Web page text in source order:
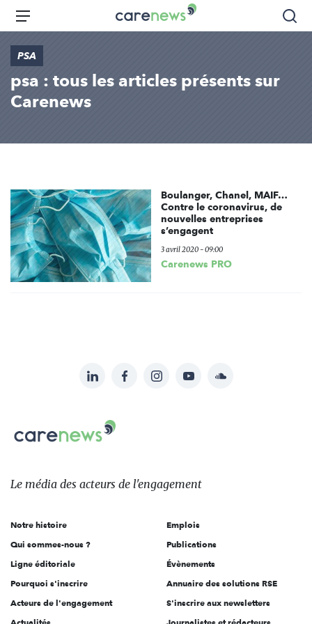
Aller
principal
Carenews,
Le
acteurs
Menu
PSA
psa : tous les articles présents sur
Carenews
Boulanger, Chanel, MAIF…
Contre le coronavirus, de
nouvelles entreprises
s’engagent
3 avril 2020 - 09:00
Carenews PRO
sur:
LinkedInFacebookInstagramYouTubeSoundcloud
Carenews,
Le
des
l'engagement
Le média des acteurs de l'engagement
Notre histoire
Qui sommes-nous ?
Ligne éditoriale
Pourquoi s'inscrire
Acteurs de l'engagement
Emplois
Publications
Évènements
Annuaire des solutions RSE
S'inscrire aux newsletters